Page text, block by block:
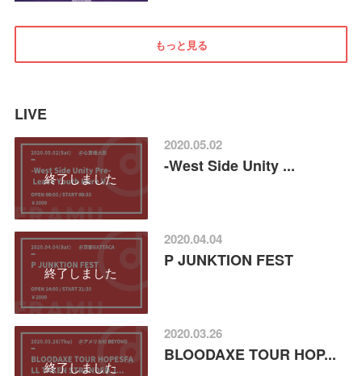
もっと見る
LIVE
終了しました
2020.05.02
-West Side Unity ...
終了しました
2020.04.04
P JUNKTION FEST
終了しました
2020.03.26
BLOODAXE TOUR HOP...